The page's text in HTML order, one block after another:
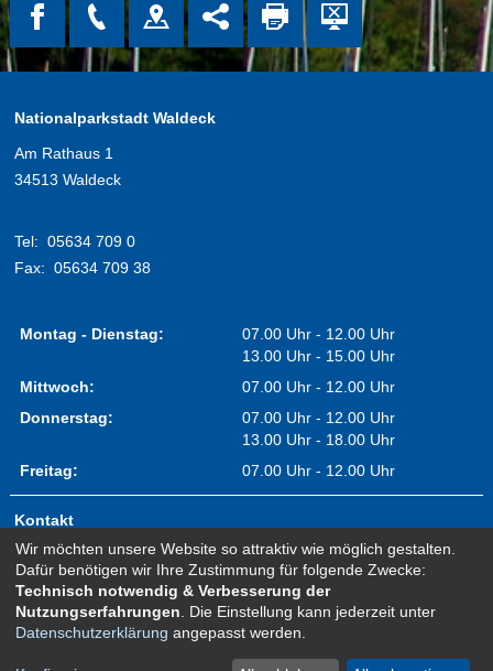
Nationalparkstadt Waldeck
Am Rathaus 1
34513 Waldeck
Tel: 05634 709 0
Fax: 05634 709 38
Montag - Dienstag:
07.00 Uhr - 12.00 Uhr
13.00 Uhr - 15.00 Uhr
Mittwoch:
07.00 Uhr - 12.00 Uhr
Donnerstag:
07.00 Uhr - 12.00 Uhr
13.00 Uhr - 18.00 Uhr
Freitag:
07.00 Uhr - 12.00 Uhr
Kontakt
Impressum
Erklärung zur Barrierefreiheit
Sitemap
Newsletter Anmeldung
Wir möchten unsere Website so attraktiv wie möglich gestalten.
Dafür benötigen wir Ihre Zustimmung für folgende Zwecke:
Technisch notwendig & Verbesserung der
Nutzungserfahrungen . Die Einstellung kann jederzeit unter
Datenschutzerklärung angepasst werden.